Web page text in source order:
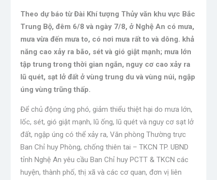
Theo dự báo từ Đài Khí tượng Thủy văn khu vực Bắc
Trung Bộ, đêm 6/8 và ngày 7/8, ở Nghệ An có mưa,
mưa vừa đến mưa to, có nơi mưa rất to và dông. khả
năng cao xảy ra bão, sét và gió giật mạnh; mưa lớn
tập trung trong thời gian ngắn, nguy cơ cao xảy ra
lũ quét, sạt lở đất ở vùng trung du và vùng núi, ngập
úng vùng trũng thấp.
Để chủ động ứng phó, giảm thiểu thiệt hại do mưa lớn,
lốc, sét, gió giật mạnh, lũ ống, lũ quét và nguy cơ sạt lở
đất, ngập úng có thể xảy ra, Văn phòng Thường trực
Ban Chỉ huy Phòng, chống thiên tai – TKCN TP. UBND
tỉnh Nghệ An yêu cầu Ban Chỉ huy PCTT & TKCN các
huyện, thành phố, thị xã và các cơ quan, đơn vị liên